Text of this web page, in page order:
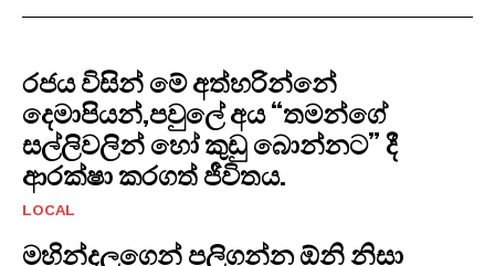
රජය විසින් මේ අත්හරින්නේ
දෙමාපියන්,පවුලේ අය “තමන්ගේ
සල්ලිවලින් හෝ කුඩු බොන්නට” දී
ආරක්ෂා කරගත් ජීවිතය.
LOCAL
මහින්දලගෙන් පලිගන්න ඕනි නිසා